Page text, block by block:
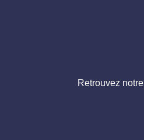
Retrouvez notre